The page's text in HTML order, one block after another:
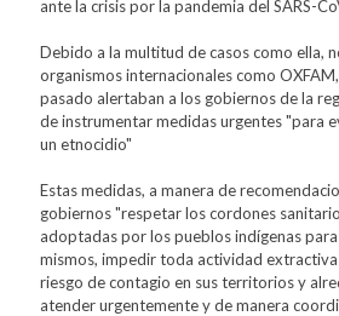
ante la crisis por la pandemia del SARS-
Debido a la multitud de casos como ella,
organismos internacionales como
pasado alertaban a los gobiernos de la
de instrumentar medidas urgentes "para
un etnocidio"
Estas medidas, a manera de
gobiernos "respetar los cordones
adoptadas por los pueblos indígenas
mismos, impedir toda actividad
riesgo de contagio en sus territorios y
atender urgentemente y de manera